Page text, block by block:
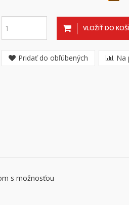
VLOŽIŤ DO
Pridať do obľúbených Na
s možnosťou